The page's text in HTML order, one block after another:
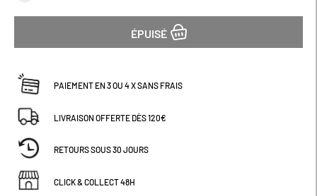
ÉPUISÉ
PAIEMENT EN 3 OU 4 X SANS FRAIS
LIVRAISON OFFERTE DÈS 120€
RETOURS SOUS 30 JOURS
CLICK & COLLECT 48H